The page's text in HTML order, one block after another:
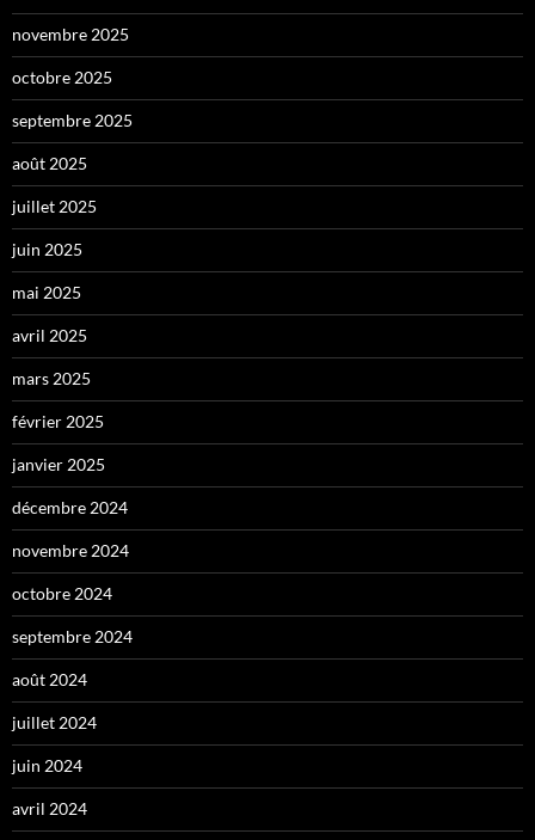
novembre 2025
octobre 2025
septembre 2025
août 2025
juillet 2025
juin 2025
mai 2025
avril 2025
mars 2025
février 2025
janvier 2025
décembre 2024
novembre 2024
octobre 2024
septembre 2024
août 2024
juillet 2024
juin 2024
avril 2024